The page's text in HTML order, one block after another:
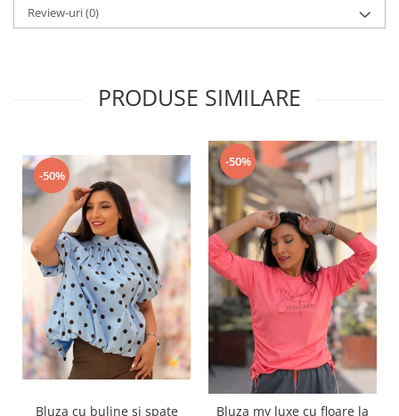
Review-uri(0)
PRODUSE SIMILARE
-50%
Bluza cu buline si spate
-50%
Bluza my luxe cu floare la